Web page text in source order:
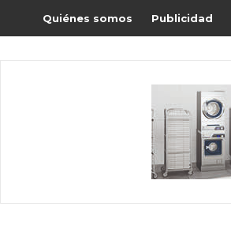
Quiénes somos Publicidad